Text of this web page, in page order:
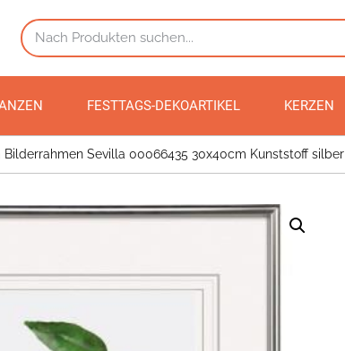
FESTTAGS-DEKOARTIKEL KERZEN
Sevilla 00066435 30x40cm Kunststoff silber